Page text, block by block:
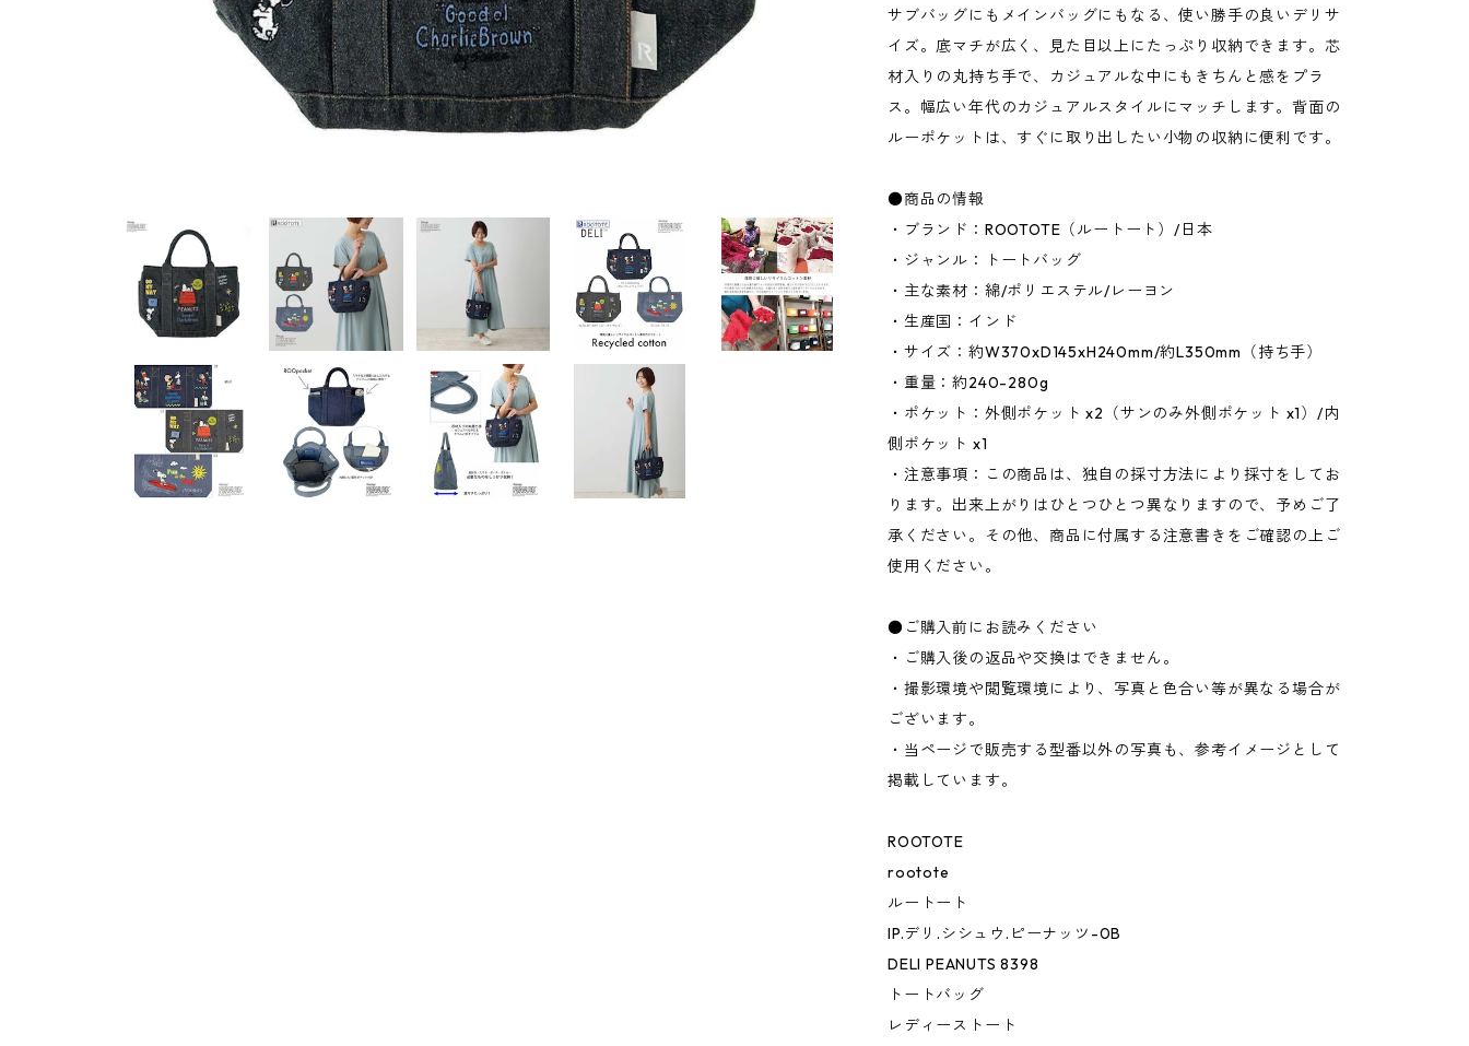
サブバッグにもメインバッグにもなる、使い勝手の良いデリサ
イズ。底マチが広く、見た目以上にたっぷり収納できます。芯
材入りの丸持ち手で、カジュアルな中にもきちんと感をプラ
ス。幅広い年代のカジュアルスタイルにマッチします。背面の
ルーポケットは、すぐに取り出したい小物の収納に便利です。
●商品の情報
・ブランド：ROOTOTE（ルートート）/日本
・ジャンル：トートバッグ
・主な素材：綿/ポリエステル/レーヨン
・生産国：インド
・サイズ：約W370xD145xH240mm/約L350mm（持ち手）
・重量：約240-280g
・ポケット：外側ポケット x2（サンのみ外側ポケット x1）/内
側ポケット x1
・注意事項：この商品は、独自の採寸方法により採寸をしてお
ります。出来上がりはひとつひとつ異なりますので、予めご了
承ください。その他、商品に付属する注意書きをご確認の上ご
使用ください。
●ご購入前にお読みください
・ご購入後の返品や交換はできません。
・撮影環境や閲覧環境により、写真と色合い等が異なる場合が
ございます。
・当ページで販売する型番以外の写真も、参考イメージとして
掲載しています。
ROOTOTE
rootote
ルートート
IP.デリ.シシュウ.ピーナッツ-0B
DELI PEANUTS 8398
トートバッグ
レディーストート